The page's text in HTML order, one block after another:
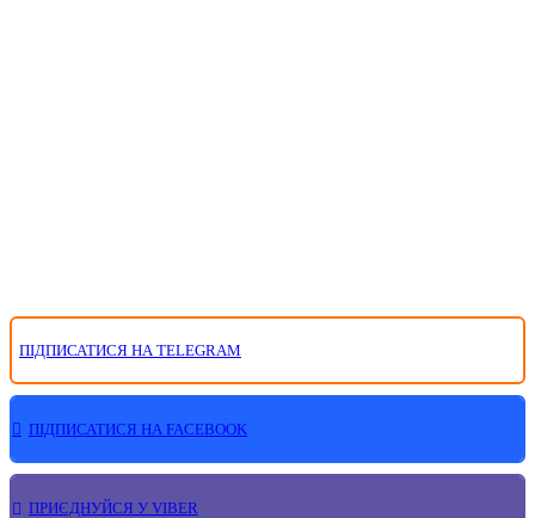
ПІДПИСАТИСЯ НА TELEGRAM
ПІДПИСАТИСЯ НА FACEBOOK
ПРИЄДНУЙСЯ У VIBER